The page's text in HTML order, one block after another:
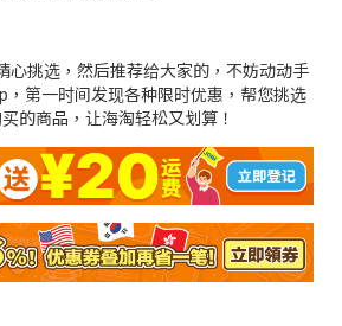
心挑选，然后推荐给大家的，不妨动动手
第一时间发现各种限时优惠，帮您挑选
的商品，让海淘轻松又划算！